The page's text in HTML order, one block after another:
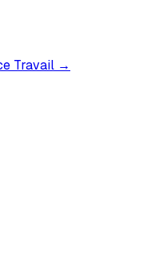
Travail →